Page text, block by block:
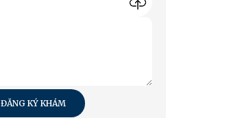
ĐĂNG KÝ KHÁM